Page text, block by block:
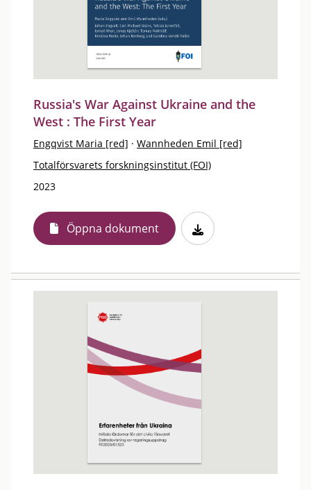
Russia's War Against Ukraine and the
West : The First Year
Engqvist Maria [red] · Wannheden Emil [red]
Totalförsvarets forskningsinstitut (FOI)
2023
Öppna dokument